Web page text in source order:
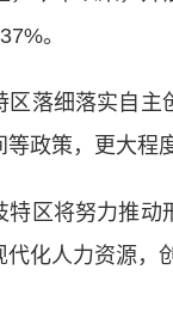
。
细落实自主
政策，更大程
将努力推动
化人力资源，